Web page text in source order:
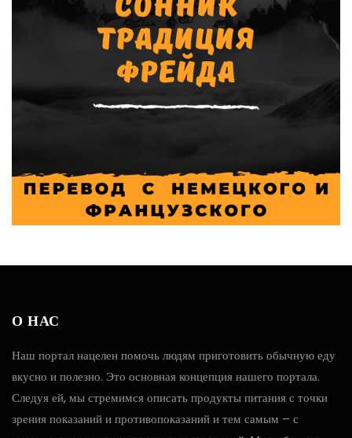
О НАС
Наш портал нацелен помочь людям приготовить обычную еду
вкусно и полезно. Это основная концепция нашего портала.
Следуя ей, мы стремимся описать продукты питания с точки
зрения показаний и противопоказаний и тем самым – с